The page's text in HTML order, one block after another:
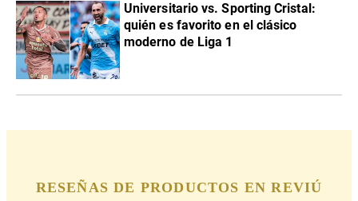
Universitario vs. Sporting Cristal:
quién es favorito en el clásico
moderno de Liga 1